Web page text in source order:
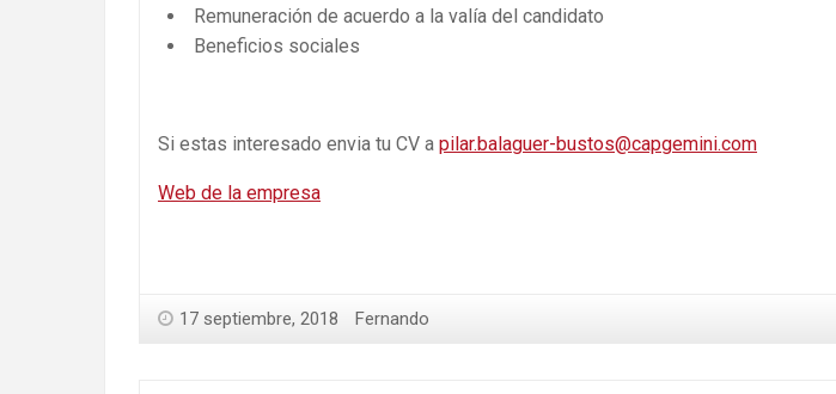
Remuneración de acuerdo a la valía del candidato
Beneficios sociales
Si estas interesado envia tu CV a pilar.balaguer-bustos@capgemini.com
Web de la empresa
17 septiembre, 2018 Fernando